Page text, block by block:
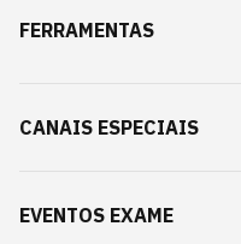
FERRAMENTAS
CANAIS ESPECIAIS
EVENTOS EXAME